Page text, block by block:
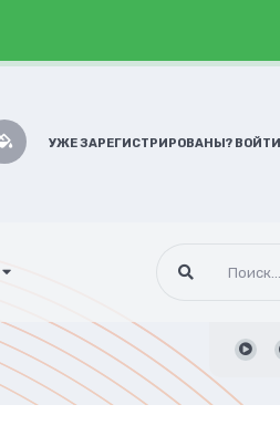
УЖЕ ЗАРЕГИСТРИРОВАНЫ? ВОЙТИ